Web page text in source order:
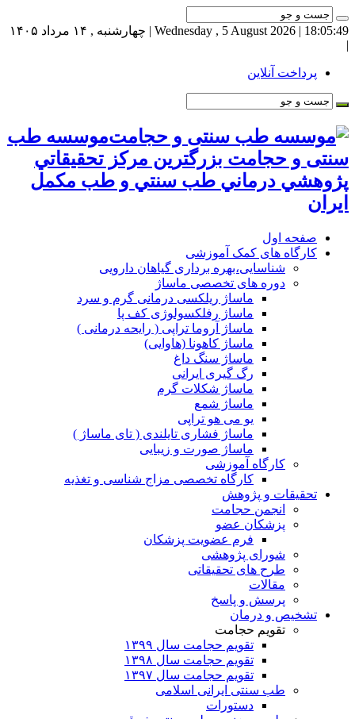
18:05:49
| Wednesday , 5 August 2026 | چهارشنبه , ۱۴ مرداد ۱۴۰۵
|
پرداخت آنلاین
موسسه طب
سنتی و حجامت بزرگترين مركز تحقيقاتي
پژوهشي درماني طب سنتي و طب مكمل
ايران
صفحه اول
کارگاه های کمک آموزشی
شناسایی،بهره برداری گیاهان دارویی
دوره های تخصصی ماساژ
ماساژ ریلکسی درمانی گرم و سرد
ماساژ رفلکسولوژی کف پا
ماساژ آروما تراپی ( رایحه درمانی )
ماساژ کاهونا (هاوایی)
ماساژ سنگ داغ
رگ گیری ایرانی
ماساژ شکلات گرم
ماساژ شمع
یو می هو تراپی
ماساژ فشاری تایلندی ( تای ماساژ )
ماساژ صورت و زیبایی
کارگاه آموزشی
کارگاه تخصصی مزاج شناسی و تغذیه
تحقیقات و پژوهش
انجمن حجامت
پزشکان عضو
فرم عضویت پزشکان
شورای پژوهشی
طرح های تحقیقاتی
مقالات
پرسش و پاسخ
تشخیص و درمان
تقویم حجامت
تقویم حجامت سال ۱۳۹۹
تقویم حجامت سال ۱۳۹۸
تقویم حجامت سال ۱۳۹۷
طب سنتی ایرانی اسلامی
دستورات